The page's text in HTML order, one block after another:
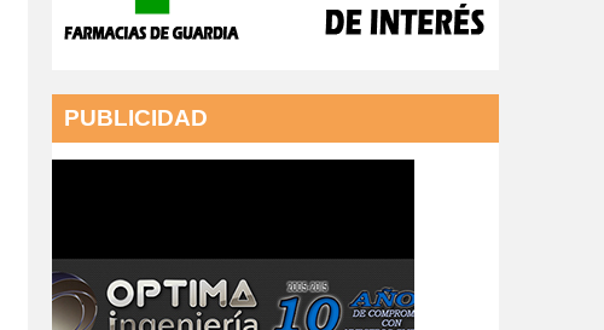
PUBLICIDAD